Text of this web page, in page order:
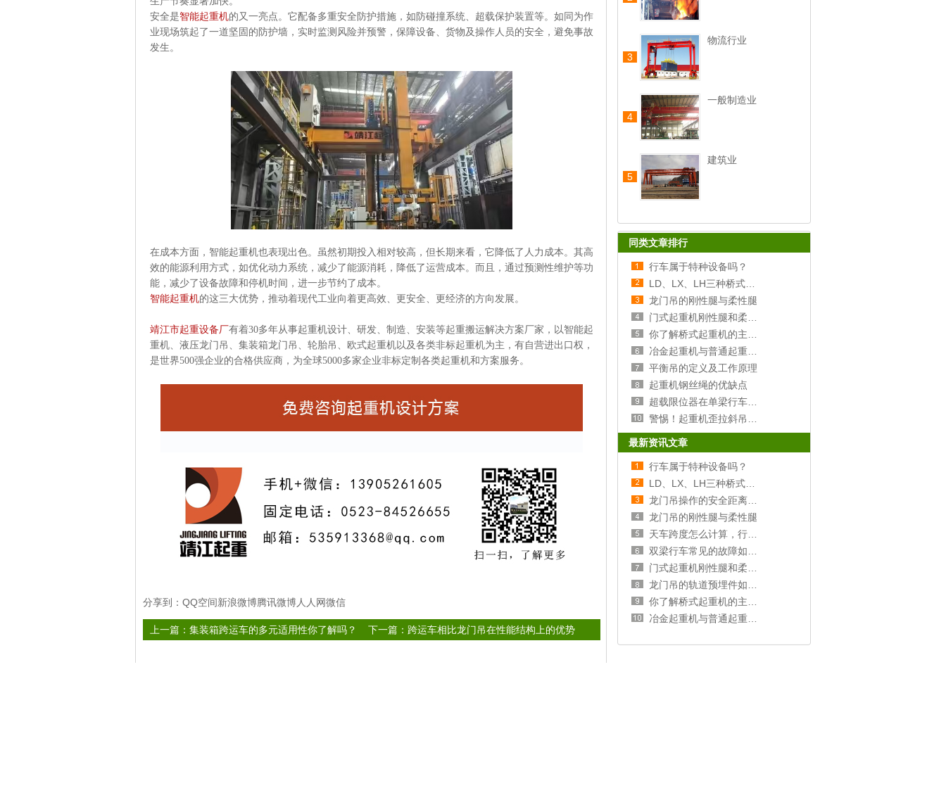
安全是智能起重机的又一亮点。它配备多重安全防护措施，如防碰撞系统、超载保护装置等。如同为作
业现场筑起了一道坚固的防护墙，实时监测风险并预警，保障设备、货物及操作人员的安全，避免事故
发生。
在成本方面，智能起重机也表现出色。虽然初期投入相对较高，但长期来看，它降低了人力成本。其高
效的能源利用方式，如优化动力系统，减少了能源消耗，降低了运营成本。而且，通过预测性维护等功
能，减少了设备故障和停机时间，进一步节约了成本。
智能起重机的这三大优势，推动着现代工业向着更高效、更安全、更经济的方向发展。
靖江市起重设备厂有着30多年从事起重机设计、研发、制造、安装等起重搬运解决方案厂家，以智能起
重机、液压龙门吊、集装箱龙门吊、轮胎吊、欧式起重机以及各类非标起重机为主，有自营进出口权，
是世界500强企业的合格供应商，为全球5000多家企业非标定制各类起重机和方案服务。
分享到： QQ空间新浪微博腾讯微博人人网微信
下一篇： 跨运车相比龙门吊在性能结构上的优势
上一篇： 集装箱跨运车的多元适用性你了解吗？
3
物流行业
4
一般制造业
5
建筑业
同类文章排行
行车属于特种设备吗？
龙门吊的刚性腿与柔性腿
平衡吊的定义及工作原理
起重机钢丝绳的优缺点
最新资讯文章
行车属于特种设备吗？
龙门吊的刚性腿与柔性腿